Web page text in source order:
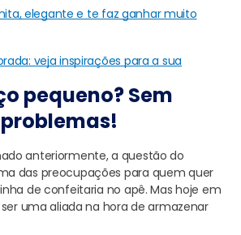
elegante e te faz ganhar muito
veja inspirações para a sua
pequeno? Sem
problemas!
anteriormente, a questão do
das preocupações para quem quer
de confeitaria no apê. Mas hoje em
uma aliada na hora de armazenar